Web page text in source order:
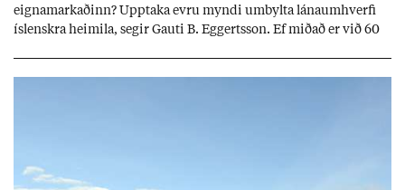
eigna­mark­að­inn? Upp­taka evru myndi um­bylta lánaum­hverfi
ís­lenskra heim­ila, seg­ir Gauti B. Eggerts­son. Ef mið­að er við 60